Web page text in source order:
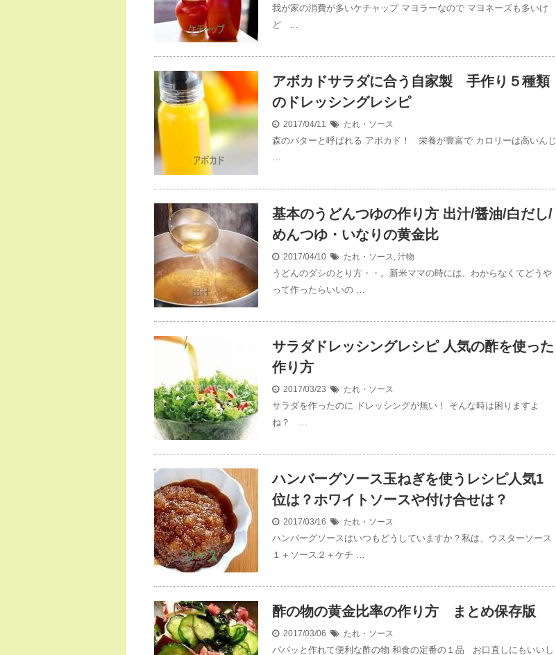
我が家の消費が多いケチャップ マヨラーなので マヨネーズも多いけ
ど …
アボカドサラダに合う自家製 手作り５種類
のドレッシングレシピ
2017/04/11 たれ・ソース
森のバターと呼ばれる アボカド！ 栄養が豊富で カロリーは高いんじ
…
基本のうどんつゆの作り方 出汁/醤油/白だし/
めんつゆ・いなりの黄金比
2017/04/10 たれ・ソース, 汁物
うどんのダシのとり方・・。新米ママの時には、わからなくてどうや
って作ったらいいの …
サラダドレッシングレシピ 人気の酢を使った
作り方
2017/03/23 たれ・ソース
サラダを作ったのに ドレッシングが無い！ そんな時は困りますよ
ね？ …
ハンバーグソース玉ねぎを使うレシピ人気1
位は？ホワイトソースや付け合せは？
2017/03/16 たれ・ソース
ハンバーグソースはいつもどうしていますか？私は、ウスターソース
１＋ソース２＋ケチ …
酢の物の黄金比率の作り方 まとめ保存版
2017/03/06 たれ・ソース
パパッと作れて便利な酢の物 和食の定番の１品 お口直しにもいいし